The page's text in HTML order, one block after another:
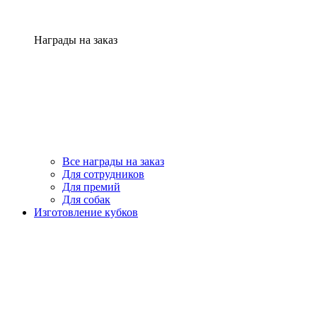
Награды на заказ
Все награды на заказ
Для сотрудников
Для премий
Для собак
Изготовление кубков